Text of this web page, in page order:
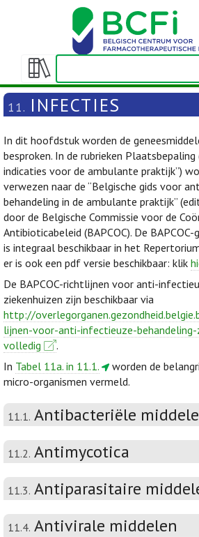
Weergeven/verbergen
inhoudstafel
11. INFECTIES
In dit hoofdstuk worden de
besproken. In de rubrieken
indicaties voor de ambulante praktijk”)
verwezen naar de “Belgische gids voor
behandeling in de ambulante praktijk”
door de Belgische Commissie voor de
Antibioticabeleid (BAPCOC). De
is integraal beschikbaar in het
er is ook een pdf versie beschikbaar: klik
De BAPCOC-richtlijnen voor anti-
ziekenhuizen zijn beschikbaar via
http://
lijnen-voor-anti-infectieuze-
volledig
.
In Tabel 11a. in 11.1.
worden de
micro-organismen vermeld.
11.1. Antibacteriële
11.2. Antimycotica
11.3. Antiparasitaire
11.4. Antivirale middelen